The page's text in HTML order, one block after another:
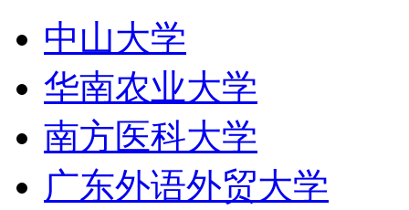
中山大学
华南农业大学
南方医科大学
广东外语外贸大学